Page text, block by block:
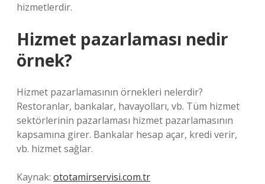
hizmetlerdir.
Hizmet pazarlaması nedir
örnek?
Hizmet pazarlamasının örnekleri nelerdir?
Restoranlar, bankalar, havayolları, vb. Tüm hizmet
sektörlerinin pazarlaması hizmet pazarlamasının
kapsamına girer. Bankalar hesap açar, kredi verir,
vb. hizmet sağlar.
Kaynak: ototamirservisi.com.tr